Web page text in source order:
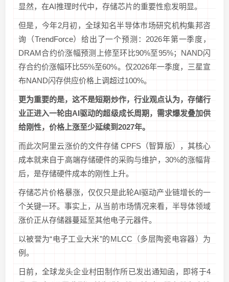
显然，在AI推理时代中，存储芯片的重要性愈发明显。
但是，今年2月初，全球知名半导体市场研究机构集邦咨
询（TrendForce）给出了一个预测：2026年第一季度，
DRAM合约价涨幅预测上修至环比90%至95%；NAND闪
存合约价涨幅环比55%至60%。仅2026年一季度，三星宣
布NAND闪存供应价格上调超过100%。
更为重要的是，这不是短期炒作，行业观点认为，存储行
业正进入一轮由AI驱动的超级成长周期，需求爆发叠加供
给刚性，价格上涨至少延续到2027年。
而此次阿里云涨价的文件存储 CPFS（智算版），其核心
成本就来自于高端存储硬件的采购与维护，30%的涨幅背
后，是存储硬件成本的刚性上升。
存储芯片价格暴涨，仅仅只是此轮AI驱动产业链增长的一
个关键一环。事实上，从当前市场情况来看，半导体领域
涨价正从存储器蔓延至其他电子元器件。
以被誉为“电子工业大米”的MLCC（多层陶瓷电容器）为
例。
日前，全球龙头企业村田制作所已发出通知函，即将于4